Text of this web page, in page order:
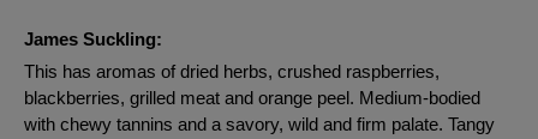
James Suckling:
This has aromas of dried herbs, crushed raspberries,
blackberries, grilled meat and orange peel. Medium-bodied
with chewy tannins and a savory, wild and firm palate. Tangy